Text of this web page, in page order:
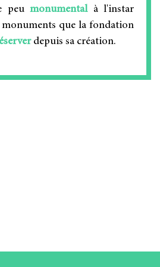
peumonumentalà l'instar
monuments que la fondation
depuis sa création.